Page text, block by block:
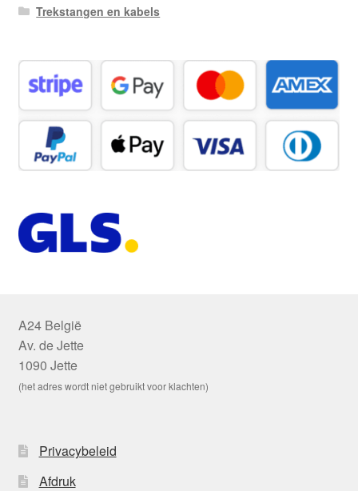
Trekstangen en kabels
A24 België
Av. de Jette
1090 Jette
(het adres wordt niet gebruikt voor klachten)
Privacybeleid
Afdruk